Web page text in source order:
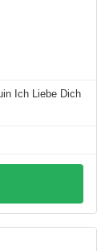
Ich Liebe Dich